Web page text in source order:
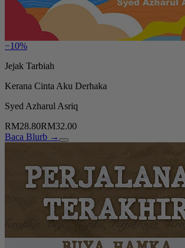
−10%
Jejak Tarbiah
Kerana Cinta Aku Derhaka
Syed Azharul Asriq
RM28.80RM32.00
Baca Blurb →